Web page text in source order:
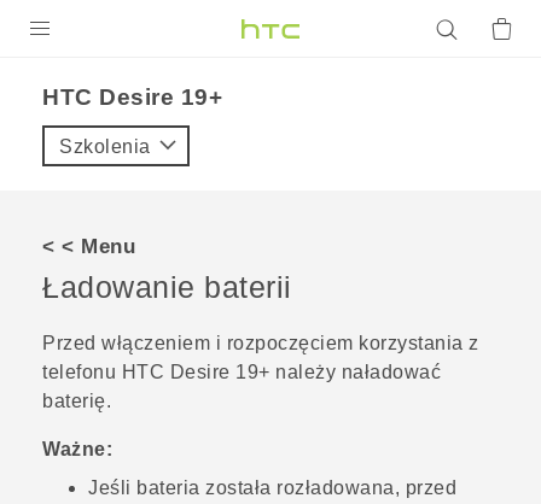
VIVE
POMOC TECHNICZNA
‎HTC Desire 19+‎‎
Szkolenia
< < Menu
Ładowanie baterii
Przed włączeniem i rozpoczęciem korzystania z
telefonu HTC Desire 19+‍ należy naładować
baterię.
Ważne:
Jeśli bateria została rozładowana, przed